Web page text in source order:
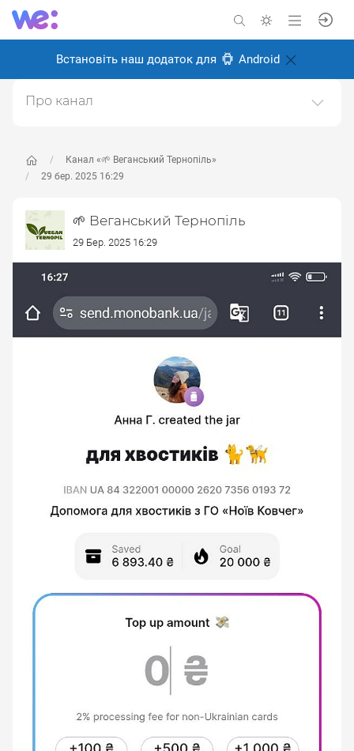
Встановіть наш додаток для Android
Канал «🌱 Веганський Тернопіль»
29 бер. 2025 16:29
🌱 Веганський Тернопіль
29 Бер. 2025 16:29
Про канал
і робимо місто більш веган дружнім.Щоб
запропонувати новину пишіть адмінці
https://instagram.com/vegan.teДзеркало тґ-каналу.
Створено: 28 травня 2024
Відповідальні:ліза м